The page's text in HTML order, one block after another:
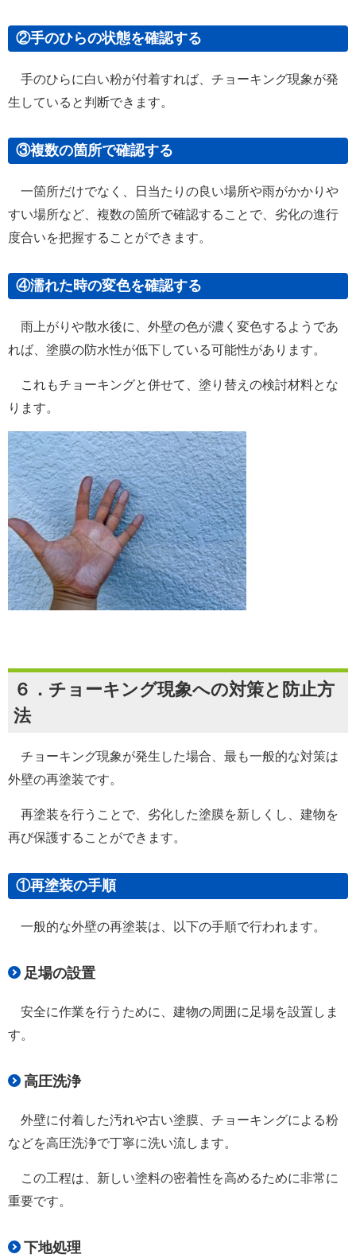
②手のひらの状態を確認する
手のひらに白い粉が付着すれば、チョーキング現象が発
生していると判断できます。
③複数の箇所で確認する
一箇所だけでなく、日当たりの良い場所や雨がかかりや
すい場所など、複数の箇所で確認することで、劣化の進行
度合いを把握することができます。
④濡れた時の変色を確認する
雨上がりや散水後に、外壁の色が濃く変色するようであ
れば、塗膜の防水性が低下している可能性があります。
これもチョーキングと併せて、塗り替えの検討材料とな
ります。
６．チョーキング現象への対策と防止方
法
チョーキング現象が発生した場合、最も一般的な対策は
外壁の再塗装です。
再塗装を行うことで、劣化した塗膜を新しくし、建物を
再び保護することができます。
①再塗装の手順
一般的な外壁の再塗装は、以下の手順で行われます。
足場の設置
安全に作業を行うために、建物の周囲に足場を設置しま
す。
高圧洗浄
外壁に付着した汚れや古い塗膜、チョーキングによる粉
などを高圧洗浄で丁寧に洗い流します。
この工程は、新しい塗料の密着性を高めるために非常に
重要です。
下地処理